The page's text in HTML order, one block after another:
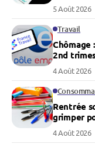
5 Août 2026
Travail
Chômage
2nd
4 Août 2026
Rentrée
grimper
4 Août 2026